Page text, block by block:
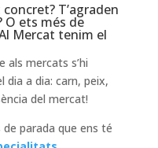
T’agraden
ets més de
Mercat tenim el
als mercats s’hi
dia a dia: carn, peix,
del mercat!
parada que ens té